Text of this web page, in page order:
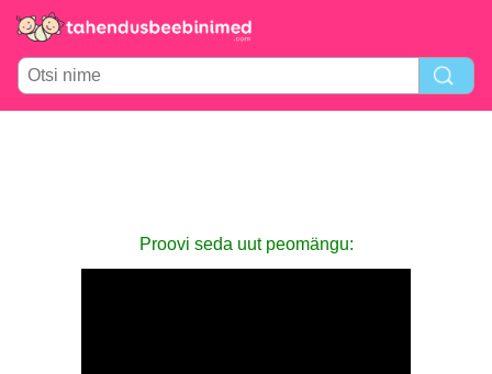
Proovi seda uut peomängu: